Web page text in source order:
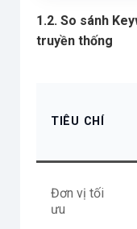
1.2. So sánh
truyền thống
TIÊU CHÍ
Đơn vị tối
ưu